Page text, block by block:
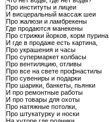
Про институты и лицеи
И висцеральный массаж шеи
Про жалюзи и ламбрекены
Где продаются манекены
Про стрижки йорков, корм пурина
И где в продаже есть картина,
Про украшения и часы
Про супермаркет колбасы
Про вентиляцию, отливы
Про все на свете профнастилы
Про сувениры и подарки
Про шарики, банкеты, пьянки
И про ремонтные работы
И про товары для охоты
Про натяжные потолки,
Про штукатурку и носки